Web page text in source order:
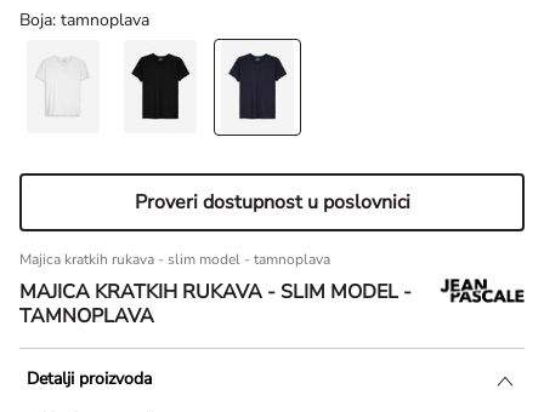
Boja: tamnoplava
Proveri dostupnost u poslovnici
Majica kratkih rukava - slim model - tamnoplava
MAJICA KRATKIH RUKAVA - SLIM MODEL -
TAMNOPLAVA
Detalji proizvoda